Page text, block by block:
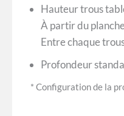
Hauteur trous
À partir du
Entre chaque
Profondeur
* Configuration de la